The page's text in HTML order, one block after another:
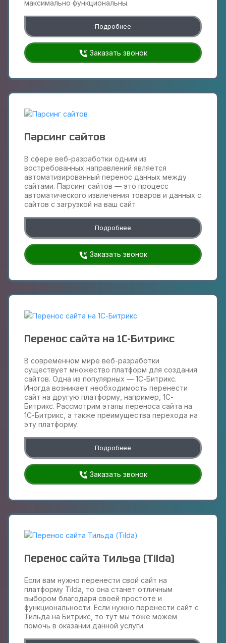
максимально функциональны.
Подробнее
Заказать звонок
Парсинг сайтов
В сфере веб-разработки одним из
востребованных направлений является
автоматизированный перенос данных между
сайтами. Парсинг сайтов — это процесс
автоматического извлечения товаров и данных с
сайтов с загрузкой на ваш сайт
Подробнее
Заказать звонок
Перенос сайта на 1С-Битрикс
В современном мире веб-разработки
существует множество платформ для создания
сайтов. Одна из популярных — 1С-Битрикс.
Иногда возникает необходимость перенести
сайт на другую платформу, например, 1С-
Битрикс. Рассмотрим этапы переноса сайта на
1С-Битрикс, а также преимущества перехода на
эту платформу.
Подробнее
Заказать звонок
Перенос сайта Тильда (Tilda)
Если вам нужно перенести свой сайт на
платформу Tilda, то она станет отличным
выбором благодаря своей простоте и
функциональности. Если нужно перенести сайт с
Тильда на Битрикс, то тут мы тоже можем
помочь в оказании данной услуги.